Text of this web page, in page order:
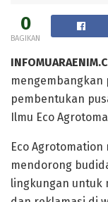
0
BAGIKAN
mengembangkan
pembentukan
Ilmu Eco
Eco Agrotomation
mendorong
lingkungan untuk